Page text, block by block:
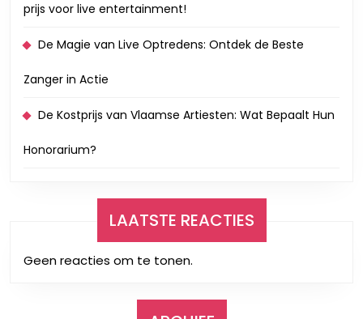
prijs voor live entertainment!
De Magie van Live Optredens: Ontdek de Beste
Zanger in Actie
De Kostprijs van Vlaamse Artiesten: Wat Bepaalt Hun
Honorarium?
LAATSTE REACTIES
Geen reacties om te tonen.